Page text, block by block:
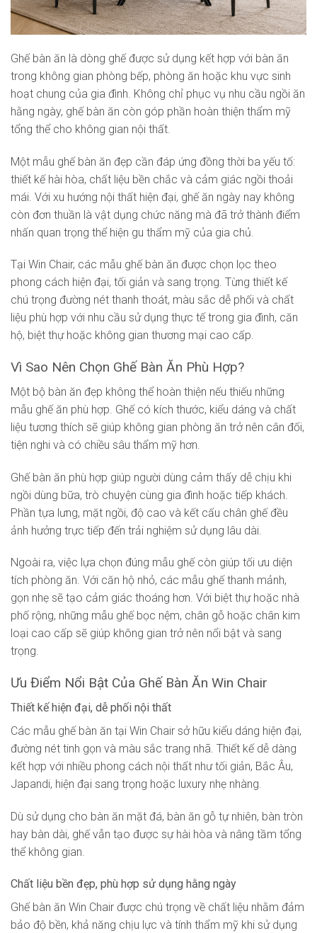
Ghế bàn ăn là dòng ghế được sử dụng kết hợp với bàn ăn
trong không gian phòng bếp, phòng ăn hoặc khu vực sinh
hoạt chung của gia đình. Không chỉ phục vụ nhu cầu ngồi ăn
hằng ngày, ghế bàn ăn còn góp phần hoàn thiện thẩm mỹ
tổng thể cho không gian nội thất.
Một mẫu ghế bàn ăn đẹp cần đáp ứng đồng thời ba yếu tố:
thiết kế hài hòa, chất liệu bền chắc và cảm giác ngồi thoải
mái. Với xu hướng nội thất hiện đại, ghế ăn ngày nay không
còn đơn thuần là vật dụng chức năng mà đã trở thành điểm
nhấn quan trọng thể hiện gu thẩm mỹ của gia chủ.
Tại Win Chair, các mẫu ghế bàn ăn được chọn lọc theo
phong cách hiện đại, tối giản và sang trọng. Từng thiết kế
chú trọng đường nét thanh thoát, màu sắc dễ phối và chất
liệu phù hợp với nhu cầu sử dụng thực tế trong gia đình, căn
hộ, biệt thự hoặc không gian thương mại cao cấp.
Vì Sao Nên Chọn Ghế Bàn Ăn Phù Hợp?
Một bộ bàn ăn đẹp không thể hoàn thiện nếu thiếu những
mẫu ghế ăn phù hợp. Ghế có kích thước, kiểu dáng và chất
liệu tương thích sẽ giúp không gian phòng ăn trở nên cân đối,
tiện nghi và có chiều sâu thẩm mỹ hơn.
Ghế bàn ăn phù hợp giúp người dùng cảm thấy dễ chịu khi
ngồi dùng bữa, trò chuyện cùng gia đình hoặc tiếp khách.
Phần tựa lưng, mặt ngồi, độ cao và kết cấu chân ghế đều
ảnh hưởng trực tiếp đến trải nghiệm sử dụng lâu dài.
Ngoài ra, việc lựa chọn đúng mẫu ghế còn giúp tối ưu diện
tích phòng ăn. Với căn hộ nhỏ, các mẫu ghế thanh mảnh,
gọn nhẹ sẽ tạo cảm giác thoáng hơn. Với biệt thự hoặc nhà
phố rộng, những mẫu ghế bọc nệm, chân gỗ hoặc chân kim
loại cao cấp sẽ giúp không gian trở nên nổi bật và sang
trọng.
Ưu Điểm Nổi Bật Của Ghế Bàn Ăn Win Chair
Thiết kế hiện đại, dễ phối nội thất
Các mẫu ghế bàn ăn tại Win Chair sở hữu kiểu dáng hiện đại,
đường nét tinh gọn và màu sắc trang nhã. Thiết kế dễ dàng
kết hợp với nhiều phong cách nội thất như tối giản, Bắc Âu,
Japandi, hiện đại sang trọng hoặc luxury nhẹ nhàng.
Dù sử dụng cho bàn ăn mặt đá, bàn ăn gỗ tự nhiên, bàn tròn
hay bàn dài, ghế vẫn tạo được sự hài hòa và nâng tầm tổng
thể không gian.
Chất liệu bền đẹp, phù hợp sử dụng hằng ngày
Ghế bàn ăn Win Chair được chú trọng về chất liệu nhằm đảm
bảo độ bền, khả năng chịu lực và tính thẩm mỹ khi sử dụng